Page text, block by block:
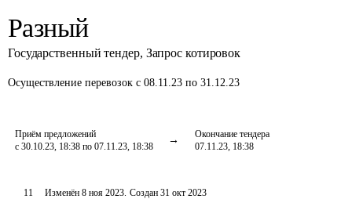
Разный
Государственный тендер, Запрос котировок
Осуществление перевозок с 08.11.23 по 31.12.23
Приём предложений
с 30.10.23, 18:38 по 07.11.23, 18:38
Окончание тендера
07.11.23, 18:38
11 Изменён8 ноя 2023. Создан 31 окт 2023